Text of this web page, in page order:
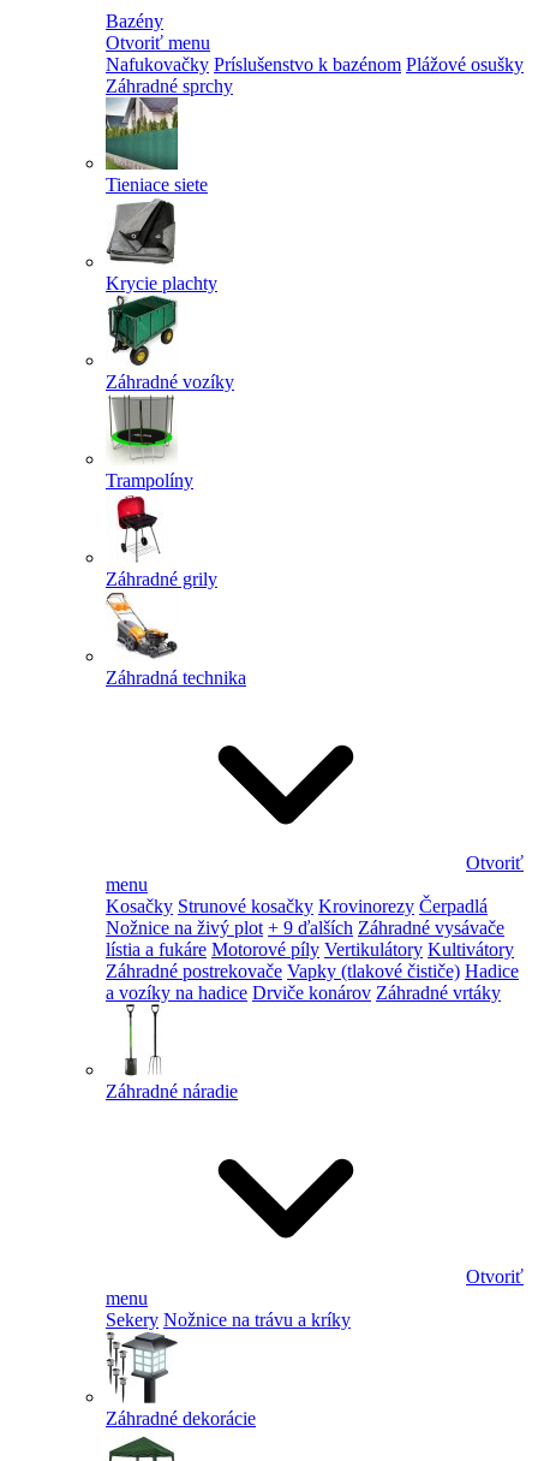
Bazény
Otvoriť menu
Nafukovačky Príslušenstvo k bazénom Plážové osušky
Záhradné sprchy
Tieniace siete
Krycie plachty
Záhradné vozíky
Trampolíny
Záhradné grily
Záhradná technika
Otvoriť
menu
Kosačky Strunové kosačky Krovinorezy Čerpadlá
Nožnice na živý plot + 9 ďalších Záhradné vysávače
lístia a fukáre Motorové píly Vertikulátory Kultivátory
Záhradné postrekovače Vapky (tlakové čističe) Hadice
a vozíky na hadice Drviče konárov Záhradné vrtáky
Záhradné náradie
Otvoriť
menu
Sekery Nožnice na trávu a kríky
Záhradné dekorácie